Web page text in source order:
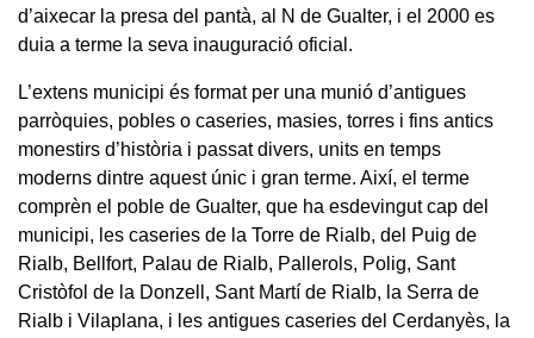
d’aixecar la presa del pantà, al N de Gualter, i el 2000 es
duia a terme la seva inauguració oficial.
L’extens municipi és format per una munió d’antigues
parròquies, pobles o caseries, masies, torres i fins antics
monestirs d’història i passat divers, units en temps
moderns dintre aquest únic i gran terme. Així, el terme
comprèn el poble de Gualter, que ha esdevingut cap del
municipi, les caseries de la Torre de Rialb, del Puig de
Rialb, Bellfort, Palau de Rialb, Pallerols, Polig, Sant
Cristòfol de la Donzell, Sant Martí de Rialb, la Serra de
Rialb i Vilaplana, i les antigues caseries del Cerdanyès, la